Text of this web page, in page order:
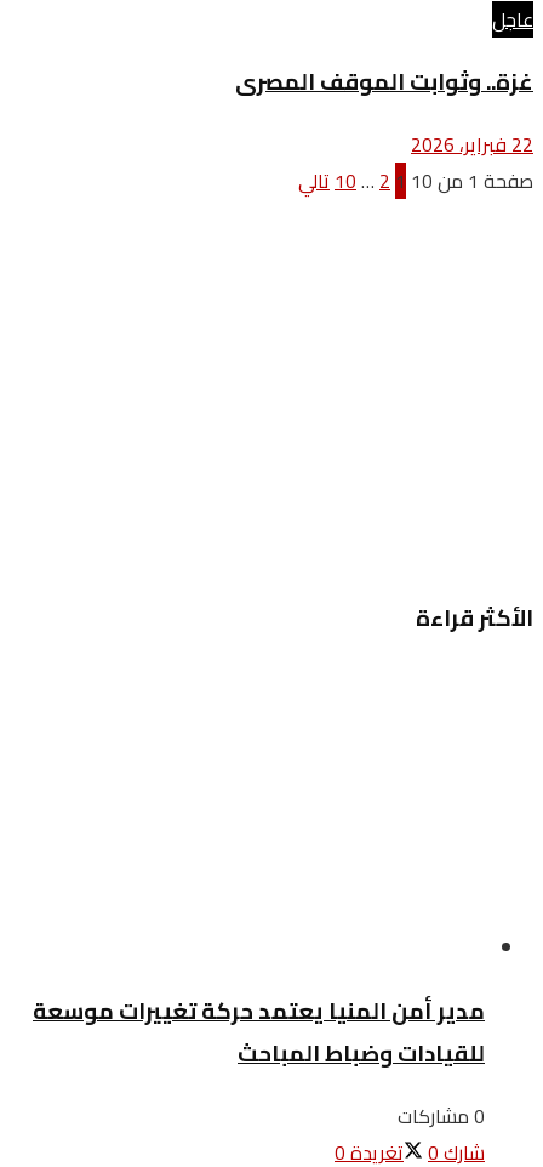
عاجل
غزة.. وثوابت الموقف المصرى
22 فبراير، 2026
صفحة 1 من 10
1
2
…
10تالي
الأكثر قراءة
مدير أمن المنيا يعتمد حركة تغييرات موسعة
للقيادات وضباط المباحث
0 مشاركات
شارك0 تغريدة0